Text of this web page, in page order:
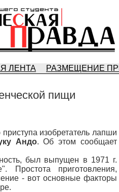
ЛЕНТА РАЗМЕЩЕНИЕ
пищи
изобретатель лапши
Андо. Об этом сообщает
был выпущен в 1971 г.
приготовления,
- вот основные факторы